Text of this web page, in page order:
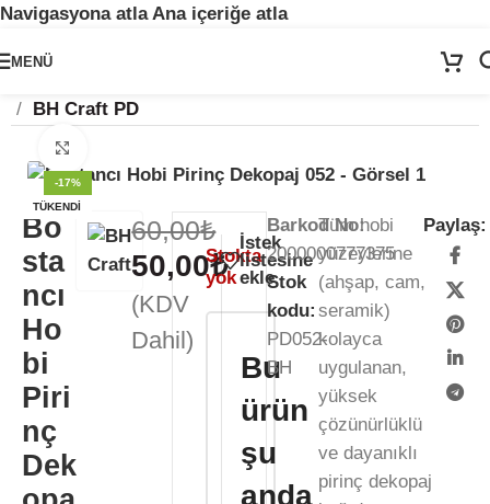
Navigasyona atlaAna içeriğe atla
🚨ÖNEMLİ DUYURU: Sektörel sezon çalışma takvimimiz nedeniyle24
Ağustos
MENÜ
/ BH Craft PD
-17%
TÜKENDI
Bo
sta
ncı
Ho
bi
Piri
nç
Dek
60,00₺
50,00₺
(KDV
Dahil)
Stokta
yok
Bu
ürün
şu
anda
İstek
listesine
ekle
Barkod No:
2000000777375
Stok
kodu:
PD052-
BH
Tüm hobi
yüzeylerine
(ahşap, cam,
seramik)
kolayca
uygulanan,
yüksek
çözünürlüklü
ve dayanıklı
pirinç dekopaj
Paylaş: